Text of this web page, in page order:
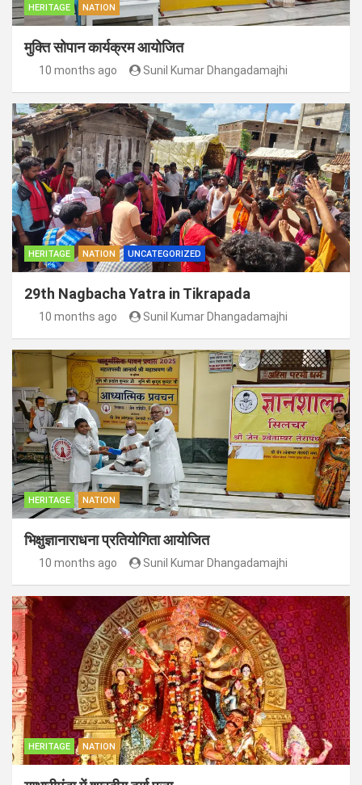
HERITAGE NATION
मुक्ति सोपान कार्यक्रम आयोजित
10 months ago Sunil Kumar Dhangadamajhi
HERITAGE NATION UNCATEGORIZED
29th Nagbacha Yatra in Tikrapada
10 months ago Sunil Kumar Dhangadamajhi
HERITAGE NATION
भिक्षुज्ञानाराधना प्रतियोगिता आयोजित
10 months ago Sunil Kumar Dhangadamajhi
HERITAGE NATION